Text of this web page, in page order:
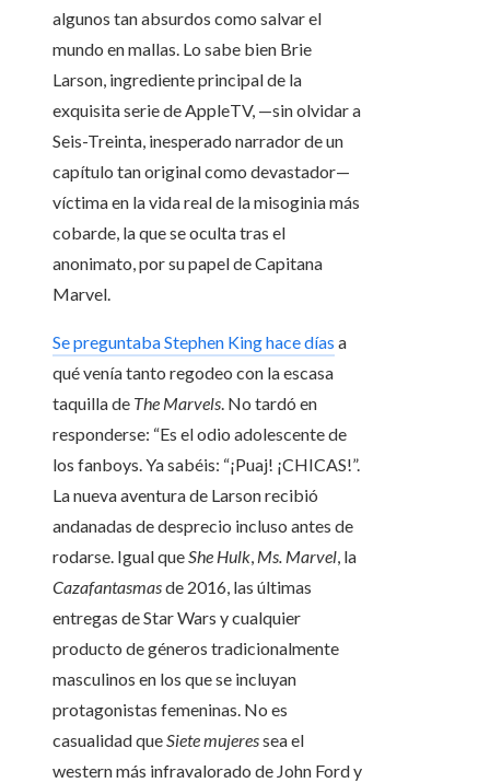
algunos tan absurdos como salvar el
mundo en mallas. Lo sabe bien Brie
Larson, ingrediente principal de la
exquisita serie de AppleTV, —sin olvidar a
Seis-Treinta, inesperado narrador de un
capítulo tan original como devastador—
víctima en la vida real de la misoginia más
cobarde, la que se oculta tras el
anonimato, por su papel de Capitana
Marvel.
Se preguntaba Stephen King hace días a
qué venía tanto regodeo con la escasa
taquilla de The Marvels. No tardó en
responderse: “Es el odio adolescente de
los fanboys. Ya sabéis: “¡Puaj! ¡CHICAS!”.
La nueva aventura de Larson recibió
andanadas de desprecio incluso antes de
rodarse. Igual queShe Hulk, Ms. Marvel, la
Cazafantasmasde 2016, las últimas
entregas de Star Wars y cualquier
producto de géneros tradicionalmente
masculinos en los que se incluyan
protagonistas femeninas. No es
casualidad queSiete mujeressea el
western más infravalorado de John Ford y